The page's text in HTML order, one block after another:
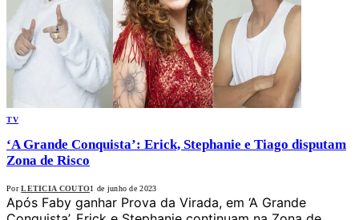
TV
‘A Grande Conquista’: Erick, Stephanie e Tiago disputam
Zona de Risco
Por LETICIA COUTO1 de junho de 2023
Após Faby ganhar Prova da Virada, em ‘A Grande